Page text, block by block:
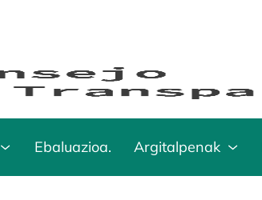
Ebaluazioa. Argitalpenak